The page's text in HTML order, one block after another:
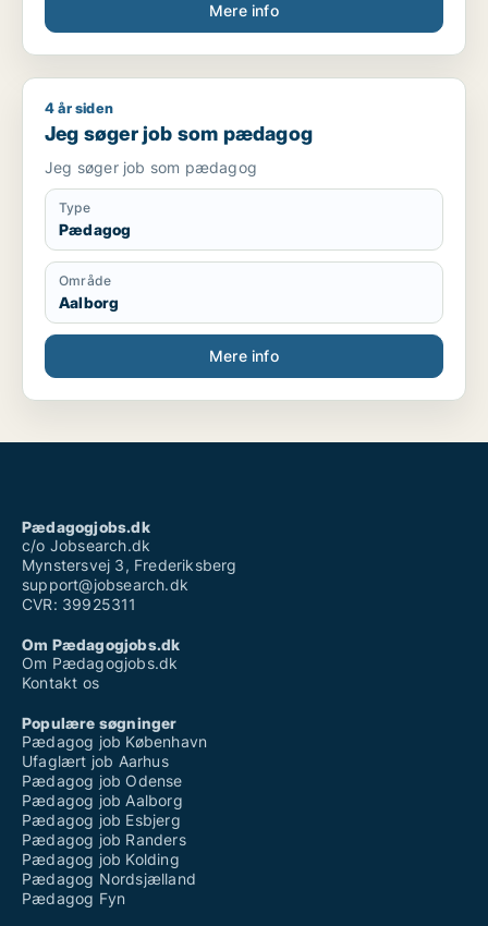
Mere info
Jeg søger job som pædagog
4 år siden
Jeg søger job som pædagog
Jeg søger job som pædagog
Type
Pædagog
Område
Aalborg
Mere info
Pædagogjobs.dk
c/o Jobsearch.dk
Mynstersvej 3, Frederiksberg
support@jobsearch.dk
CVR: 39925311
Om Pædagogjobs.dk
Om Pædagogjobs.dk
Kontakt os
Populære søgninger
Pædagog job København
Ufaglært job Aarhus
Pædagog job Odense
Pædagog job Aalborg
Pædagog job Esbjerg
Pædagog job Randers
Pædagog job Kolding
Pædagog Nordsjælland
Pædagog Fyn